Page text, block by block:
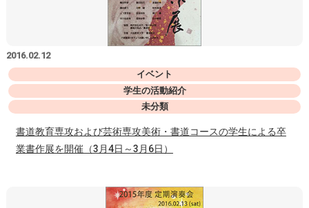
2016.02.12
イベント
学生の活動紹介
未分類
書道教育専攻および芸術専攻美術・書道コースの学生による卒
業書作展を開催（3月4日～3月6日）